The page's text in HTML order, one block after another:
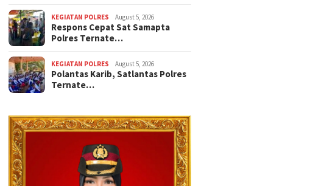
KEGIATAN POLRES August 5, 2026
Respons Cepat Sat Samapta
Polres Ternate…
KEGIATAN POLRES August 5, 2026
Polantas Karib, Satlantas Polres
Ternate…